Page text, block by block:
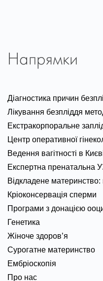
Напрямки
Діагностика причин
Лікування безпліддя
Екстракорпоральне
Центр оперативної
Ведення вагітності в
Експертна пренатальна
Відкладене материнство:
Кріоконсервація сперми
Програми з донацією
Генетика
Жіноче здоров’я
Сурогатне материнство
Ембріоскопія
Про нас